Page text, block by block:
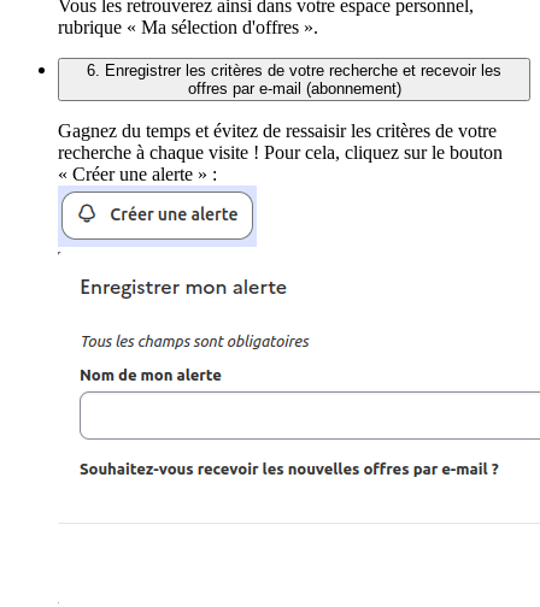
Vous les retrouverez ainsi dans votre espace personnel,
rubrique « Ma sélection d'offres ».
6. Enregistrer les critères de votre recherche et recevoir les
offres par e-mail (abonnement)
Gagnez du temps et évitez de ressaisir les critères de votre
recherche à chaque visite ! Pour cela, cliquez sur le bouton
« Créer une alerte » :